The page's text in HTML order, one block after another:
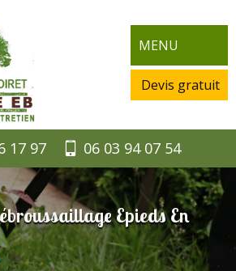
MENU
Devis gratuit
17 97 06 03 94 07 54
Epieds En